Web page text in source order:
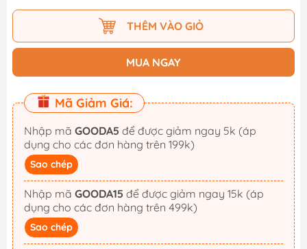
THÊM VÀO GIỎ
MUA NGAY
Mã Giảm Giá:
Nhập mã GOODA5
dụng cho các đơn hàng trên 199k)
Sao chép
Nhập mã GOODA15
dụng cho các đơn hàng trên 499k)
Sao chép